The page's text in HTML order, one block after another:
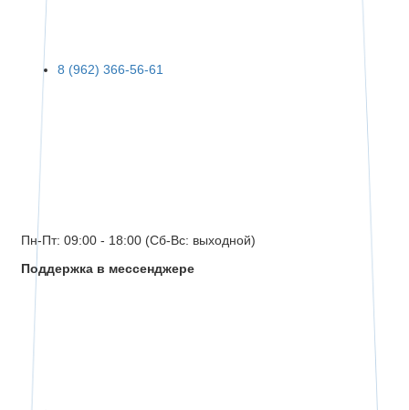
8 (962) 366-56-61
Пн-Пт: 09:00 - 18:00 (Сб-Вс: выходной)
Поддержка в мессенджере